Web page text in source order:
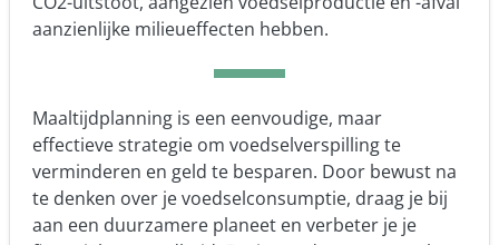
aanzienlijke milieueffecten hebben.
Maaltijdplanning is een eenvoudige, maar
effectieve strategie om voedselverspilling te
verminderen en geld te besparen. Door bewust na
te denken over je voedselconsumptie, draag je bij
aan een duurzamere planeet en verbeter je je